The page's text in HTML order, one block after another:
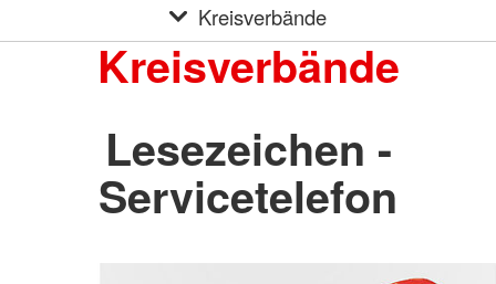
Kreisverbände
Kreisverbände
Lesezeichen -
Servicetelefon